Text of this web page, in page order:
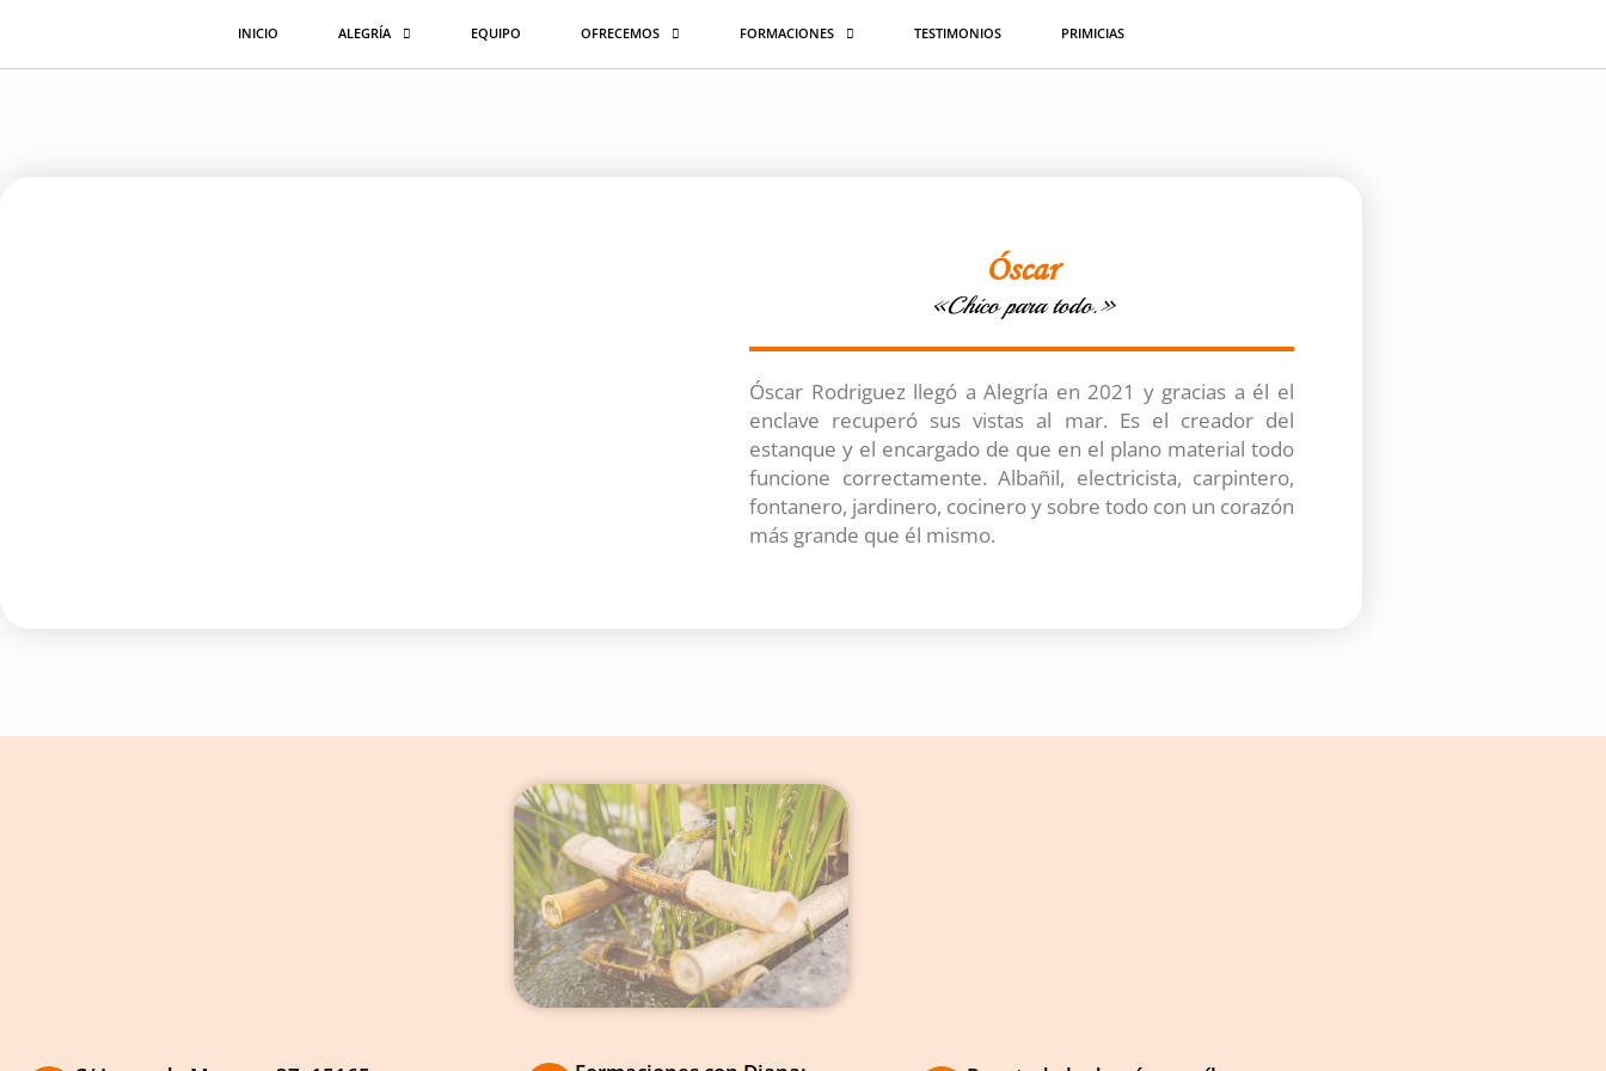
contenido
INICIO ALEGRÍA EQUIPO OFRECEMOS FORMACIONES TESTIMONIOS PRIMICIAS
Óscar
«Chico para todo.»
Óscar Rodriguez llegó a Alegría en 2021 y gracias a él el
enclave recuperó sus vistas al mar. Es el creador del
estanque y el encargado de que en el plano material todo
funcione correctamente. Albañil, electricista, carpintero,
fontanero, jardinero, cocinero y sobre todo con un corazón
más grande que él mismo.